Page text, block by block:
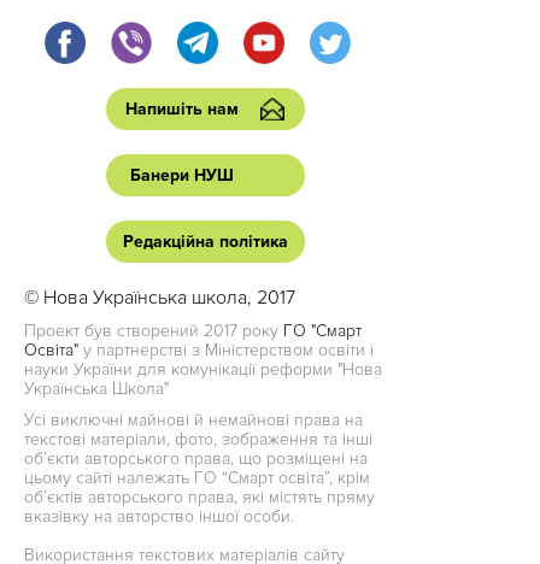
Напишіть нам
Банери НУШ
Редакційна політика
© Нова Українська школа, 2017
Проект був створений 2017 року ГО "Смарт
Освіта" у партнерстві з Міністерством освіти і
науки України для комунікації реформи "Нова
Українська Школа"
Усі виключні майнові й немайнові права на
текстові матеріали, фото, зображення та інші
об’єкти авторського права, що розміщені на
цьому сайті належать ГО “Смарт освіта”, крім
об’єктів авторського права, які містять пряму
вказівку на авторство іншої особи.
Використання текстових матеріалів сайту